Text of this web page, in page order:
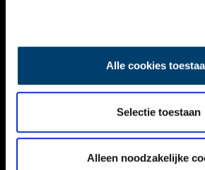
Alle cookies
Selectie toestaan
Alleen noodzakelijke
ACTIVITEITEN